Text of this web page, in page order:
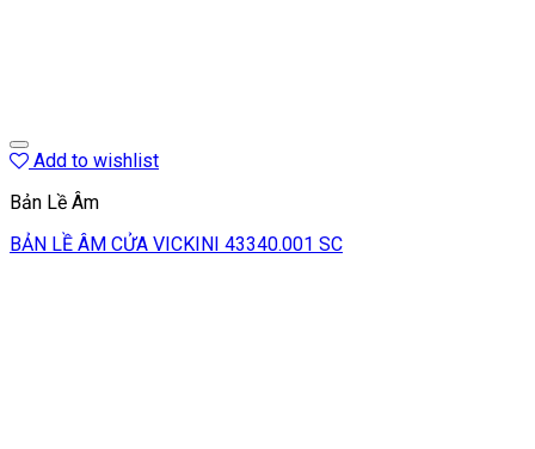
Add to wishlist
Bản Lề Âm
BẢN LỀ ÂM CỬA VICKINI 43340.001 SC